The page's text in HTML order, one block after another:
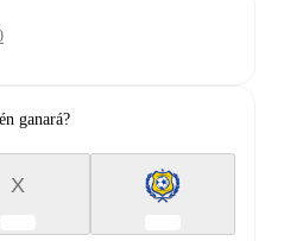
ganará?
X